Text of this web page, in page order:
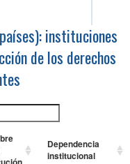
instituciones
de los derechos
Dependencia
institucional